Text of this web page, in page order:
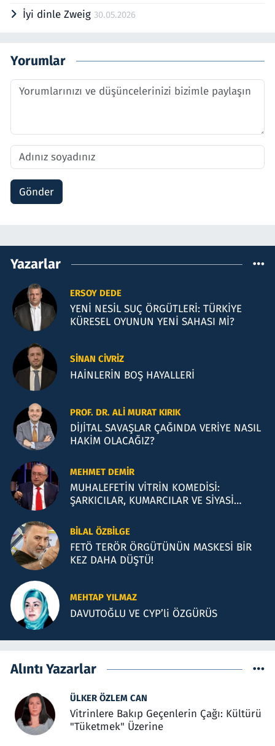
İyi dinle Zweig 30.05.2026
Yorumlar
Gönder
Yazarlar
ERSOY DEDE
YENİ NESİL SUÇ ÖRGÜTLERİ: TÜRKİYE
KÜRESEL OYUNUN YENİ SAHASI Mİ?
SINAN CIVRIZ
HAİNLERİN BOŞ HAYALLERİ
PROF. DR. ALI MURAT KIRIK
DİJİTAL SAVAŞLAR ÇAĞINDA VERİYE NASIL
HAKİM OLACAĞIZ?
MEHMET DEMIR
MUHALEFETİN VİTRİN KOMEDİSİ:
ŞARKICILAR, KUMARCILAR VE SİYASİ
BILAL ÖZBILGE
FETÖ TERÖR ÖRGÜTÜNÜN MASKESİ BİR
KEZ DAHA DÜŞTÜ!
MEHTAP YILMAZ
DAVUTOĞLU VE CYP’li ÖZGÜRÜS
Alıntı Yazarlar
ÜLKER ÖZLEM CAN
Vitrinlere Bakıp Geçenlerin Çağı: Kültürü
"Tüketmek" Üzerine